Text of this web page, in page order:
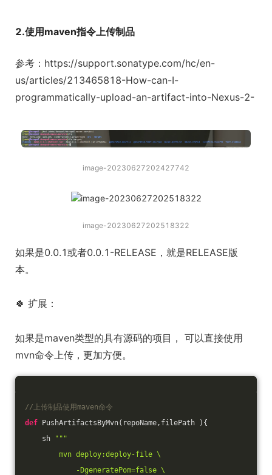
2.使用maven指令上传制品
参考：https://support.sonatype.com/hc/en-
us/articles/213465818-How-can-I-
programmatically-upload-an-artifact-into-Nexus-2-
image-20230627202427742
image-20230627202518322
如果是0.0.1或者0.0.1-RELEASE，就是RELEASE版
本。
🍀 扩展：
如果是maven类型的具有源码的项目， 可以直接使用
mvn命令上传，更加方便。
//上传制品使用maven命令
def PushArtifactsByMvn(repoName,filePath ){
sh
"""
mvn deploy:deploy-file \
-DgeneratePom=false \